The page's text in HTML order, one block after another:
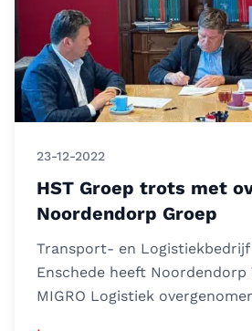
23-12-2022
HST Groep trots met
Noordendorp Groep
Transport- en
Enschede heeft Noordendorp
MIGRO Logistiek